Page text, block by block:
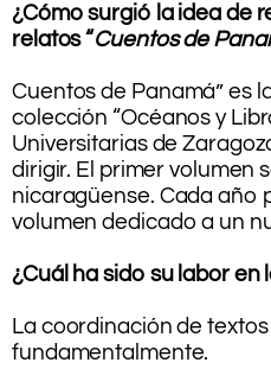
¿Cómo surgió la idea de
relatos “Cuentos de
Cuentos de Panamá” es
colección “Océanos y
Universitarias de
dirigir. El primer volumen
nicaragüense. Cada año
volumen dedicado a un
¿Cuál ha sido su labor en
La coordinación de
fundamentalmente.